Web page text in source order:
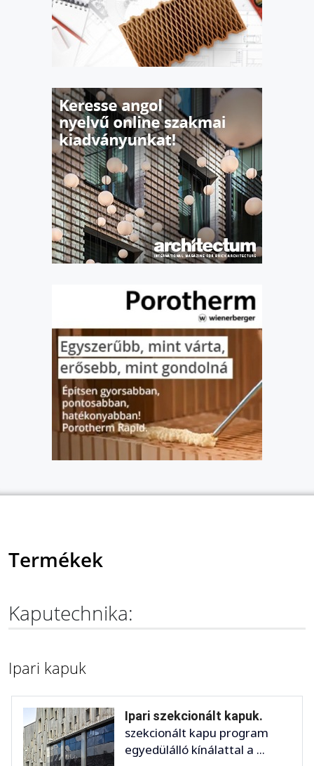
Termékek
Kaputechnika:
Ipari kapuk
Ipari szekcionált kapuk.
szekcionált kapu program
egyedülálló kínálattal a ...